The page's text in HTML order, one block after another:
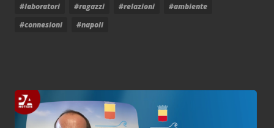
#laboratori #ragazzi #relazioni
#ambiente
#connesioni
#napoli